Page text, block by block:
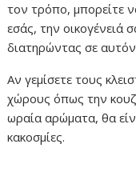
τον τρόπο, μπορείτε
εσάς, την οικογένειά
διατηρώντας σε
Αν γεμίσετε τους
χώρους όπως την
ωραία αρώματα, θα
κακοσμίες.